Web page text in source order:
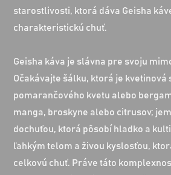
starostlivosti, ktorá dáva Geisha
charakteristickú chuť.
Geisha káva je slávna pre svoju
Očakávajte šálku, ktorá je kvetinová
pomarančového kvetu alebo
manga, broskyne alebo citrusov;
dochuťou, ktorá pôsobí hladko a
ľahkým telom a živou kyslosťou,
celkovú chuť. Práve táto